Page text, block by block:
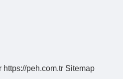
https://peh.com.tr Sitemap